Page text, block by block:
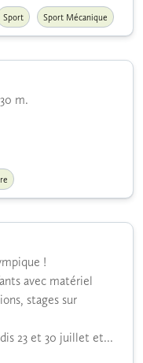
Sport Sport Mécanique
m.
!
avec matériel
stages sur
23 et 30 juillet et...